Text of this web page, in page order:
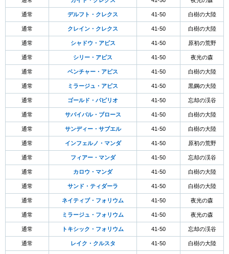
通常 デルフト・クレクス 41-50 白樹の大陸
通常 クレイン・クレクス 41-50 白樹の大陸
通常 シャドウ・アピス 41-50 原初の荒野
通常 シリー・アピス 41-50 夜光の森
通常 ベンチャー・アピス 41-50 白樹の大陸
通常 ミラージュ・アピス 41-50 黒鋼の大陸
通常 ゴールド・パピリオ 41-50 忘却の渓谷
通常 サバイバル・ブロース 41-50 白樹の大陸
通常 サンディー・サブエル 41-50 白樹の大陸
通常 インフェルノ・マンダ 41-50 原初の荒野
通常 フィアー・マンダ 41-50 忘却の渓谷
通常 カロウ・マンダ 41-50 白樹の大陸
通常 サンド・ティダーラ 41-50 白樹の大陸
通常 ネイティブ・フォリウム 41-50 夜光の森
通常 ミラージュ・フォリウム 41-50 夜光の森
通常 トキシック・フォリウム 41-50 忘却の渓谷
通常 レイク・クルスタ 41-50 白樹の大陸